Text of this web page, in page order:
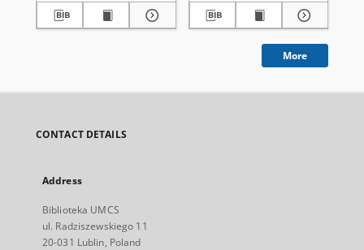
More
CONTACT DETAILS
Address
Biblioteka UMCS
ul. Radziszewskiego 11
20-031 Lublin, Poland